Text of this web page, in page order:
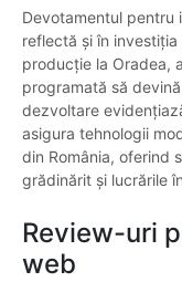
Devotamentul pentru
reflectă și în
producție la Oradea,
programată să
dezvoltare
asigura tehnologii
din România, oferind
grădinărit și lucrările
Review-uri
web